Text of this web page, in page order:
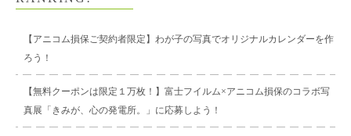
【アニコム損保ご契約者限定】わが子の写真でオリジナルカレンダーを作
ろう！
【無料クーポンは限定１万枚！】富士フイルム×アニコム損保のコラボ写
真展「きみが、心の発電所。」に応募しよう！